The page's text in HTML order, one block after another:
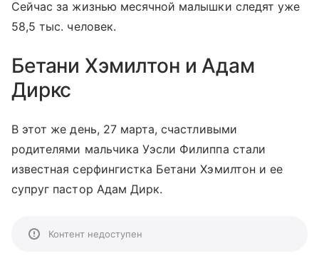
Сейчас за жизнью месячной малышки следят уже
58,5 тыс. человек.
Бетани Хэмилтон и Адам
Диркс
В этот же день, 27 марта, счастливыми
родителями мальчика Уэсли Филиппа стали
известная серфингистка Бетани Хэмилтон и ее
супруг пастор Адам Дирк.
Контент недоступен